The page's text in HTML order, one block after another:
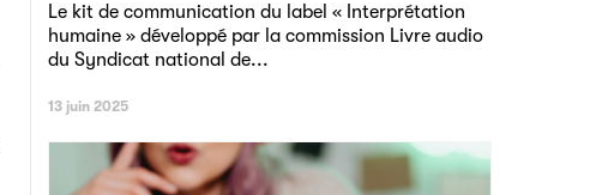
Le kit de communication du label « Interprétation
humaine » développé par la commission Livre audio
du Syndicat national de...
13 juin 2025